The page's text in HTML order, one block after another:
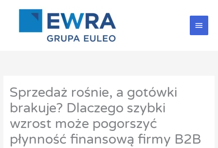
Sprzedaż rośnie, a gotówki
brakuje? Dlaczego szybki
wzrost może pogorszyć
płynność finansową firmy B2B